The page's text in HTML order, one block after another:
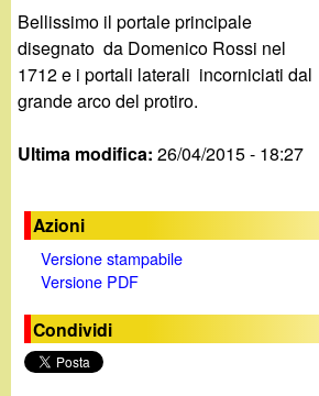
Bellissimo il portale principale
disegnato da Domenico Rossi nel
1712 e i portali laterali incorniciati dal
grande arco del protiro.
Ultima modifica:26/04/2015 - 18:27
Azioni
Versione stampabile
Versione PDF
Condividi